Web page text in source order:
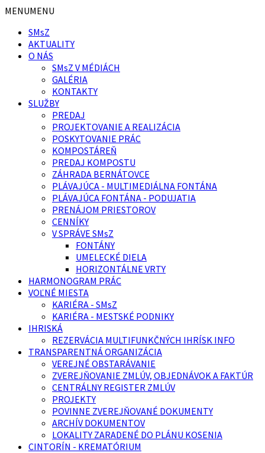
Preskočiť
obsah
Preskočiť
pätičku
MENUMENU
SMsZ
AKTUALITY
O NÁS
SMsZ V MÉDIÁCH
GALÉRIA
KONTAKTY
SLUŽBY
PREDAJ
PROJEKTOVANIE A REALIZÁCIA
POSKYTOVANIE PRÁC
KOMPOSTÁREŇ
PREDAJ KOMPOSTU
ZÁHRADA BERNÁTOVCE
PLÁVAJÚCA - MULTIMEDIÁLNA FONTÁNA
PLÁVAJÚCA FONTÁNA - PODUJATIA
PRENÁJOM PRIESTOROV
CENNÍKY
V SPRÁVE SMsZ
FONTÁNY
UMELECKÉ DIELA
HORIZONTÁLNE VRTY
HARMONOGRAM PRÁC
VOĽNÉ MIESTA
KARIÉRA - SMsZ
KARIÉRA - MESTSKÉ PODNIKY
IHRISKÁ
REZERVÁCIA MULTIFUNKČNÝCH IHRÍSK INFO
TRANSPARENTNÁ ORGANIZÁCIA
VEREJNÉ OBSTARÁVANIE
ZVEREJŇOVANIE ZMLÚV, OBJEDNÁVOK A FAKTÚR
CENTRÁLNY REGISTER ZMLÚV
PROJEKTY
POVINNE ZVEREJŇOVANÉ DOKUMENTY
ARCHÍV DOKUMENTOV
LOKALITY ZARADENÉ DO PLÁNU KOSENIA
CINTORÍN - KREMATÓRIUM